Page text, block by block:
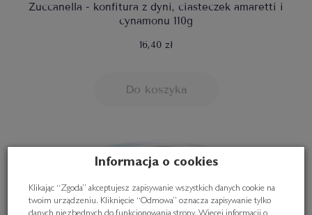
Zuccanella - konfitura z dyni, ciasteczek amaretti i
cynamonu 110g
16,40 zł
Do koszyka
Informacja o cookies
Klikając “Zgoda” akceptujesz zapisywanie wszystkich danych cookie na
twoim urządzeniu. Kliknięcie “Odmowa” oznacza zapisywanie tylko